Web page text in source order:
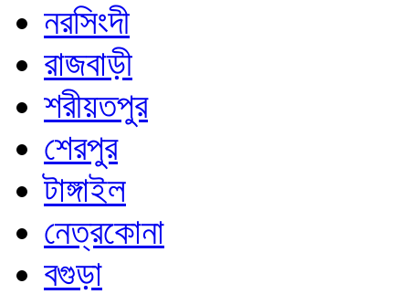
নরসিংদী
রাজবাড়ী
শরীয়তপুর
শেরপুর
টাঙ্গাইল
নেত্রকোনা
বগুড়া